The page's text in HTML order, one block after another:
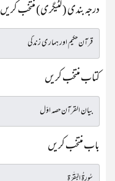
درجہ بندی (کٹیگری) منتخب کریں
کتاب منتخب کریں
باب منتخب کریں